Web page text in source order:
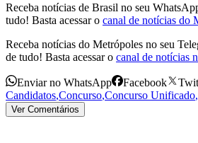
Receba notícias de Brasil no seu
tudo! Basta acessar o canal de notícias do
Receba notícias do Metrópoles no seu
de tudo! Basta acessar o canal de notícias
Enviar no WhatsApp Facebook
Candidatos,Concurso,Concurso Unificado,
Ver Comentários